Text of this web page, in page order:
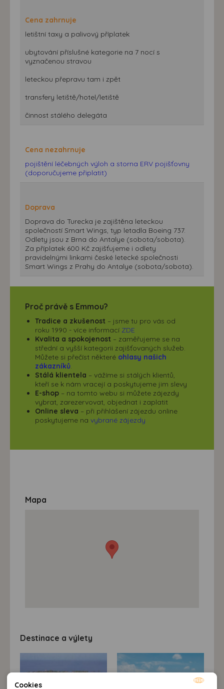
Cena zahrnuje
letištní taxy a palivový příplatek
ubytování příslušné kategorie na 7 nocí s
vyznačenou stravou
leteckou přepravu tam i zpět
transfery letiště/hotel/letiště
činnost stálého delegáta
Cena nezahrnuje
pojištění léčebných výloh a storna ERV pojišťovny
(doporučujeme připlatit)
Doprava
Doprava do Turecka je zajištěna leteckou
společností Smart Wings, typ letadla Boeing 737.
Odlety jsou z Brna do Antalye (sobota/sobota).
Za příplatek 600 Kč zajišťujeme i odlety
pravidelnými linkami české letecké společnosti
Smart Wings z Prahy do Antalye (sobota/sobota).
Proč právě s Emmou?
Tradice a zkušenost – jsme tu pro vás od
roku 1990 - více informací ZDE
Kvalita a spokojenost – zaměřujeme se na
střední a vyšší kategorii zajišťovaných služeb.
Můžete si přečíst některé ohlasy našich
zákazníků.
Stálá klientela – vážíme si stálých klientů,
kteří se k nám vracejí a poskytujeme jim slevy
E-shop – na tomto webu si můžete zájezdy
vybrat, zarezervovat, objednat i zaplatit
Online sleva – při přihlášení zájezdu online
poskytujeme na vybrané zájezdy
Mapa
Destinace a výlety
Cookies